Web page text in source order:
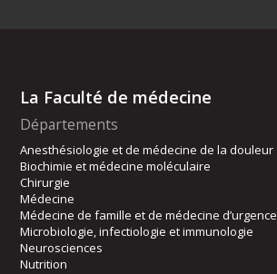
La Faculté de médecine
Départements
Anesthésiologie et de médecine de la douleur
Biochimie et médecine moléculaire
Chirurgie
Médecine
Médecine de famille et de médecine d’urgence
Microbiologie, infectiologie et immunologie
Neurosciences
Nutrition